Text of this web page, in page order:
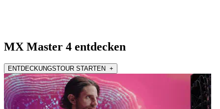
MX Master 4 entdecken
ENTDECKUNGSTOUR STARTEN +